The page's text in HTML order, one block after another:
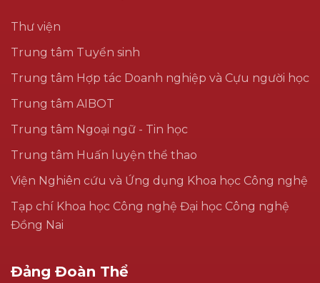
Thư viện
Trung tâm Tuyển sinh
Trung tâm Hợp tác Doanh nghiệp và Cựu người học
Trung tâm AIBOT
Trung tâm Ngoại ngữ - Tin học
Trung tâm Huấn luyện thể thao
Viện Nghiên cứu và Ứng dụng Khoa học Công nghệ
Tạp chí Khoa học Công nghệ Đại học Công nghệ
Đồng Nai
Đảng Đoàn Thể